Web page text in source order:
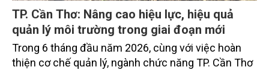
TP. Cần Thơ: Nâng cao hiệu lực, hiệu quả
quản lý môi trường trong giai đoạn mới
Trong 6 tháng đầu năm 2026, cùng với việc hoàn
thiện cơ chế quản lý, ngành chức năng TP. Cần Thơ